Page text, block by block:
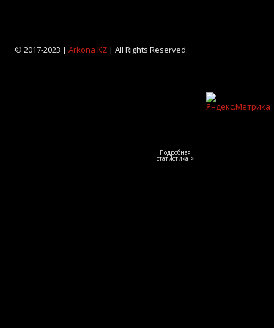
© 2017-2023 | Arkona KZ| All Rights Reserved.
Подробная
статистика >